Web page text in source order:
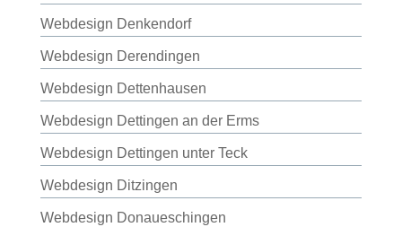
Webdesign Denkendorf
Webdesign Derendingen
Webdesign Dettenhausen
Webdesign Dettingen an der Erms
Webdesign Dettingen unter Teck
Webdesign Ditzingen
Webdesign Donaueschingen